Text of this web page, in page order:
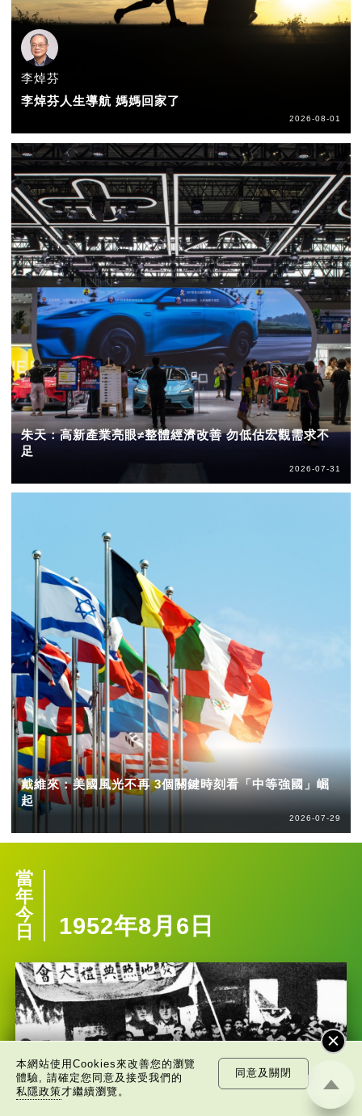
李焯芬
李焯芬人生導航 媽媽回家了
2026-08-01
朱天：高新產業亮眼≠整體經濟改善 勿低估宏觀需求不
足
2026-07-31
戴維來：美國風光不再 3個關鍵時刻看「中等強國」崛
起
2026-07-29
當
年
今
日
1952年8月6日
本網站使用Cookies來改善您的瀏覽
體驗, 請確定您同意及接受我們的
私隱政策才繼續瀏覽。
同意及關閉